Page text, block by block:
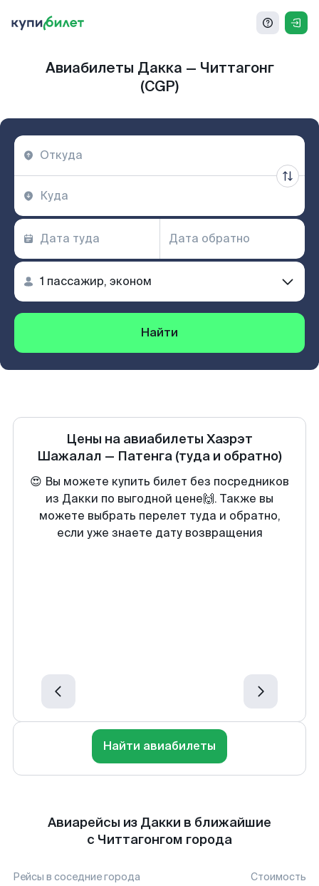
Авиабилеты Дакка — Читтагонг
(CGP)
Найти
Цены на авиабилеты Хазрэт
Шажалал — Патенга (туда и обратно)
😍 Вы можете купить билет без посредников
из Дакки по выгодной цене🙌. Также вы
можете выбрать перелет туда и обратно,
если уже знаете дату возвращения
Найти авиабилеты
Авиарейсы из Дакки в ближайшие
с Читтагонгом города
Рейсы в соседние города Стоимость